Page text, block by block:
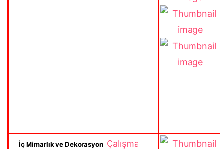
İç Mimarlık ve Dekorasyon Çalışma